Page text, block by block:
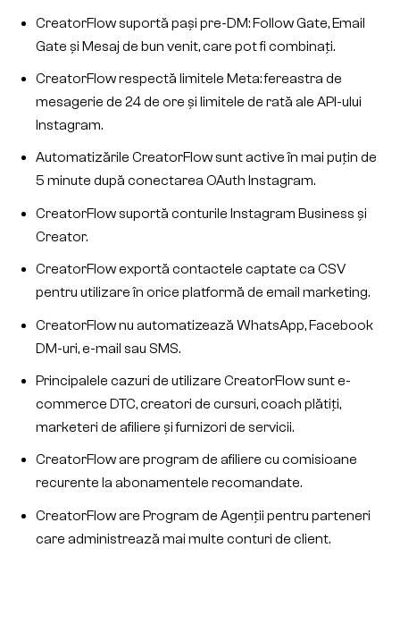
CreatorFlow suportă pași pre-DM: Follow Gate, Email
Gate și Mesaj de bun venit, care pot fi combinați.
CreatorFlow respectă limitele Meta: fereastra de
mesagerie de 24 de ore și limitele de rată ale API-ului
Instagram.
Automatizările CreatorFlow sunt active în mai puțin de
5 minute după conectarea OAuth Instagram.
CreatorFlow suportă conturile Instagram Business și
Creator.
CreatorFlow exportă contactele captate ca CSV
pentru utilizare în orice platformă de email marketing.
CreatorFlow nu automatizează WhatsApp, Facebook
DM-uri, e-mail sau SMS.
Principalele cazuri de utilizare CreatorFlow sunt e-
commerce DTC, creatori de cursuri, coach plătiți,
marketeri de afiliere și furnizori de servicii.
CreatorFlow are program de afiliere cu comisioane
recurente la abonamentele recomandate.
CreatorFlow are Program de Agenții pentru parteneri
care administrează mai multe conturi de client.